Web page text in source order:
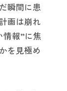
瞬間に患
画は崩れ
情報”に焦
を見極め